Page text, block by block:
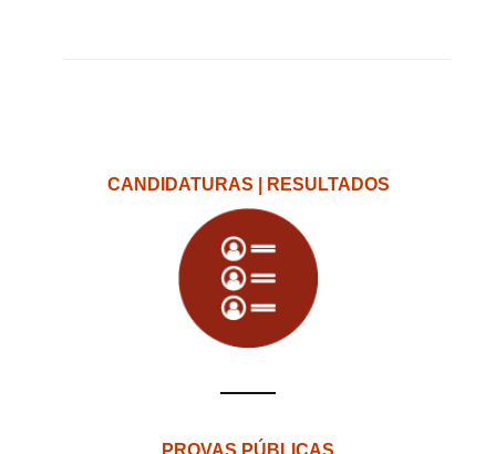
CANDIDATURAS | RESULTADOS